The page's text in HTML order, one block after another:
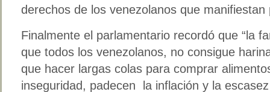
derechos de los venezolanos que
Finalmente el parlamentario recordó que “la
que todos los venezolanos, no consigue
que hacer largas colas para comprar
inseguridad, padecen la inflación y la